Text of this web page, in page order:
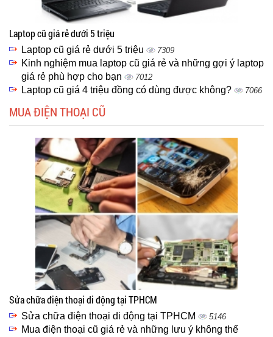
Laptop cũ giá rẻ dưới 5 triệu
Laptop cũ giá rẻ dưới 5 triệu 7309
Kinh nghiệm mua laptop cũ giá rẻ và những gợi ý laptop
giá rẻ phù hợp cho bạn
7012
Laptop cũ giá 4 triệu đồng có dùng được không? 7066
MUA ĐIỆN THOẠI CŨ
Sửa chữa điện thoại di động tại TPHCM
Sửa chữa điện thoại di động tại TPHCM 5146
Mua điện thoại cũ giá rẻ và những lưu ý không thể